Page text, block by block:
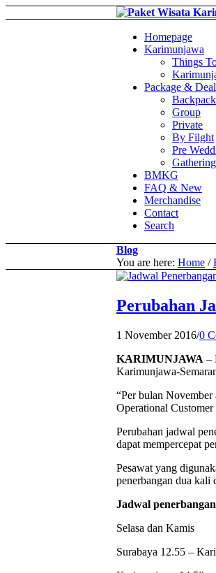
Homepage
Karimunjawa
Things
Package & Deal
Group
Private
By Filght
Pre
Gathering
BMKG
FAQ & New
Merchandise
Contact
Search
Blog
You are here: Home /
Perubahan
1 November 2016/0
KARIMUNJAWA –
Karimunjawa-
“Per bulan November
Operational
Perubahan jadwal
dapat mempercepat
Pesawat yang
penerbangan dua kali
Jadwal
Selasa dan Kamis
Surabaya 12.55 –